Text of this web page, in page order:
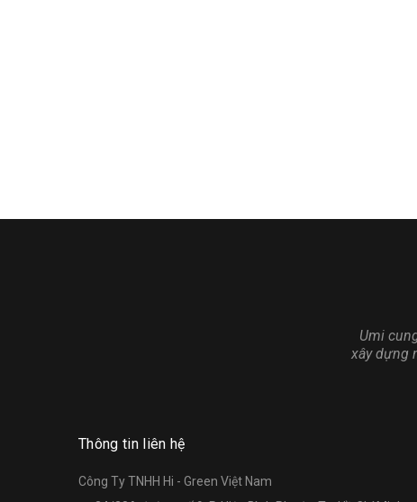
Umi
xây dựng
Thông tin liên hệ
Công Ty TNHH Hi - Green Việt Nam